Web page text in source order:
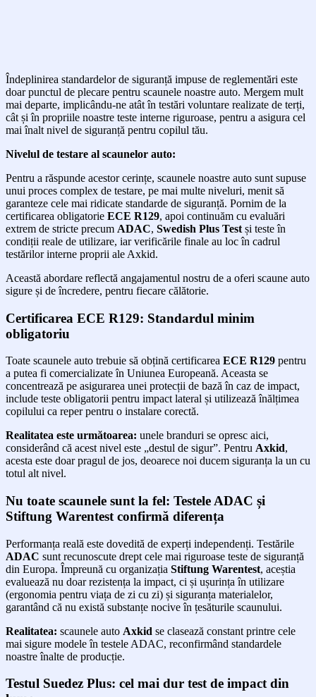
Îndeplinirea standardelor de siguranță impuse de reglementări este
doar punctul de plecare pentru scaunele noastre auto. Mergem mult
mai departe, implicându-ne atât în testări voluntare realizate de terți,
cât și în propriile noastre teste interne riguroase, pentru a asigura cel
mai înalt nivel de siguranță pentru copilul tău.
Nivelul de testare al scaunelor auto:
Pentru a răspunde acestor cerințe, scaunele noastre auto sunt supuse
unui proces complex de testare, pe mai multe niveluri, menit să
garanteze cele mai ridicate standarde de siguranță. Pornim de la
certificarea obligatorie ECE R129, apoi continuăm cu evaluări
extrem de stricte precum ADAC, Swedish Plus Test și teste în
condiții reale de utilizare, iar verificările finale au loc în cadrul
testărilor interne proprii ale Axkid.
Această abordare reflectă angajamentul nostru de a oferi scaune auto
sigure și de încredere, pentru fiecare călătorie.
Certificarea ECE R129: Standardul minim
obligatoriu
Toate scaunele auto trebuie să obțină certificarea ECE R129 pentru
a putea fi comercializate în Uniunea Europeană. Aceasta se
concentrează pe asigurarea unei protecții de bază în caz de impact,
include teste obligatorii pentru impact lateral și utilizează înălțimea
copilului ca reper pentru o instalare corectă.
Realitatea este următoarea: unele branduri se opresc aici,
considerând că acest nivel este „destul de sigur”. Pentru Axkid,
acesta este doar pragul de jos, deoarece noi ducem siguranța la un cu
totul alt nivel.
Nu toate scaunele sunt la fel: Testele ADAC și
Stiftung Warentest confirmă diferența
Performanța reală este dovedită de experți independenți. Testările
ADAC sunt recunoscute drept cele mai riguroase teste de siguranță
din Europa. Împreună cu organizația Stiftung Warentest, aceștia
evaluează nu doar rezistența la impact, ci și ușurința în utilizare
(ergonomia pentru viața de zi cu zi) și siguranța materialelor,
garantând că nu există substanțe nocive în țesăturile scaunului.
Realitatea: scaunele auto Axkid se clasează constant printre cele
mai sigure modele în testele ADAC, reconfirmând standardele
noastre înalte de producție.
Testul Suedez Plus: cel mai dur test de impact din